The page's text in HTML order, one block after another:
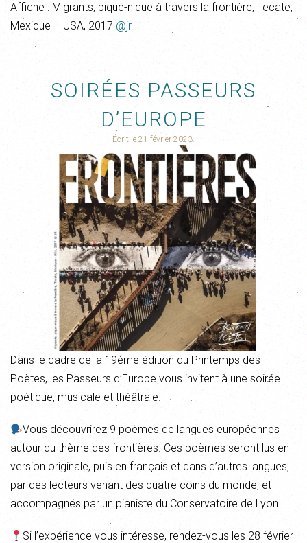
Affiche : Migrants, pique-nique à travers la frontière, Tecate,
Mexique – USA, 2017 @jr
SOIRÉES PASSEURS
D’EUROPE
Écrit le 21 février 2023.
Dans le cadre de la 19ème édition du Printemps des
Poètes, les Passeurs d’Europe vous invitent à une soirée
poétique, musicale et théâtrale.
Vous découvrirez 9 poèmes de langues européennes
autour du thème des frontières. Ces poèmes seront lus en
version originale, puis en français et dans d’autres langues,
par des lecteurs venant des quatre coins du monde, et
accompagnés par un pianiste du Conservatoire de Lyon.
Si l’expérience vous intéresse, rendez-vous les 28 février